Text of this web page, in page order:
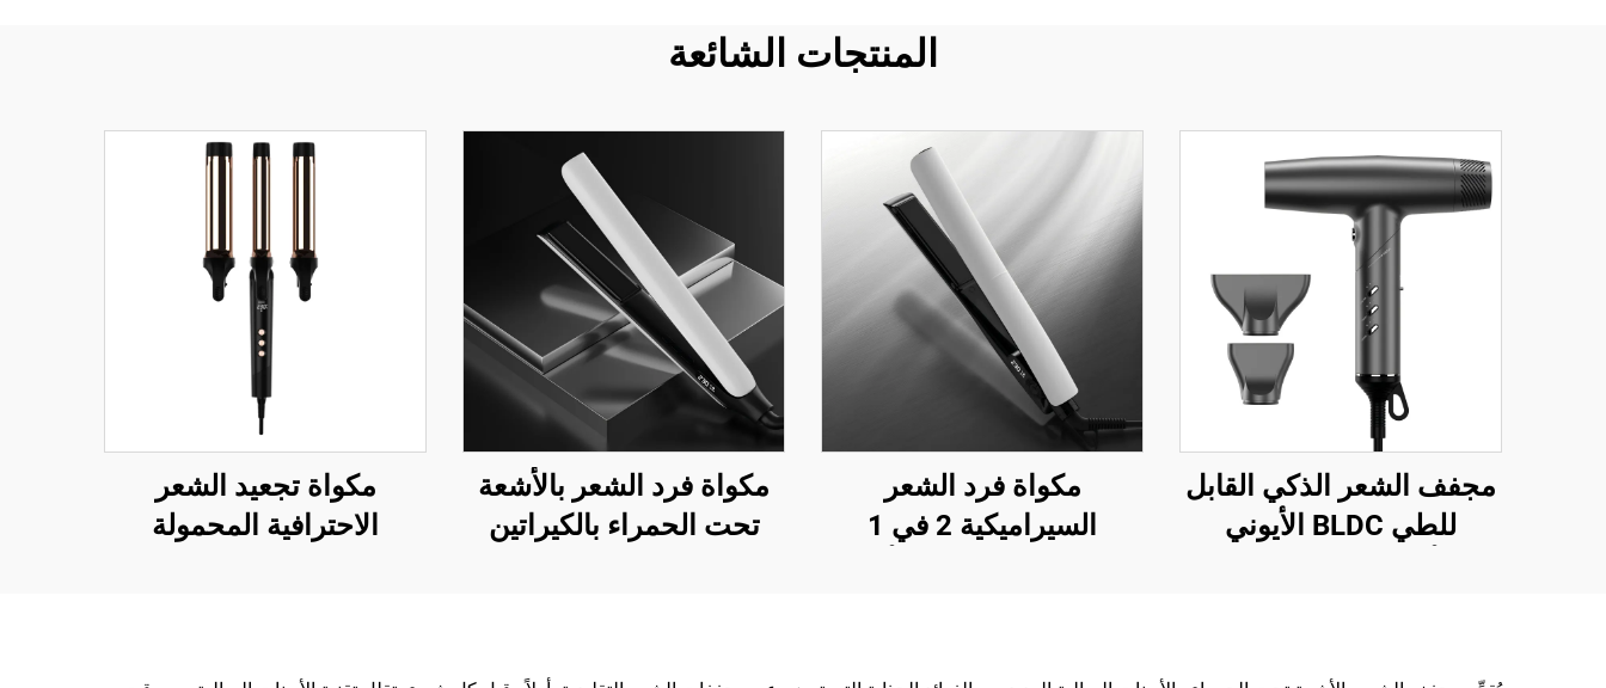
المنتجات الشائعة
مجفف الشعر الذكي القابل
للطي BLDC الأيوني
مكواة فرد الشعر
السيراميكية 2 في 1
مكواة فرد الشعر بالأشعة
تحت الحمراء بالكيراتين
مكواة تجعيد الشعر
الاحترافية المحمولة